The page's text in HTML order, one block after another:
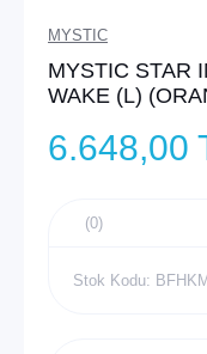
MYSTIC
MYSTIC STAR
WAKE (L)
6.648,00
(0)
Stok Kodu: